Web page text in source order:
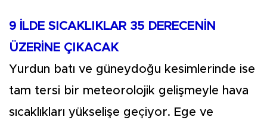
9 İLDE SICAKLIKLAR 35 DERECENİN
ÜZERİNE ÇIKACAK
Yurdun batı ve güneydoğu kesimlerinde ise
tam tersi bir meteorolojik gelişmeyle hava
sıcaklıkları yükselişe geçiyor. Ege ve